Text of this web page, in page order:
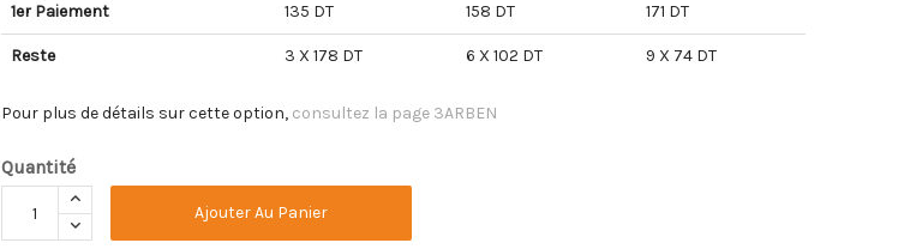
1er Paiement 135 DT 158 DT 171 DT
Reste 3 X 178 DT 6 X 102 DT 9 X 74 DT
Pour plus de détails sur cette option, consultez la page 3ARBEN
Quantité
Ajouter Au Panier